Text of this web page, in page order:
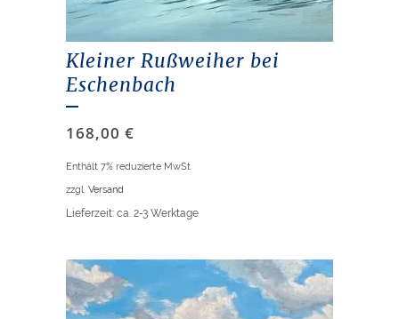
Kleiner Rußweiher bei
Eschenbach
168,00 €
Enthält 7% reduzierte MwSt
zzgl. Versand
Lieferzeit: ca. 2-3 Werktage